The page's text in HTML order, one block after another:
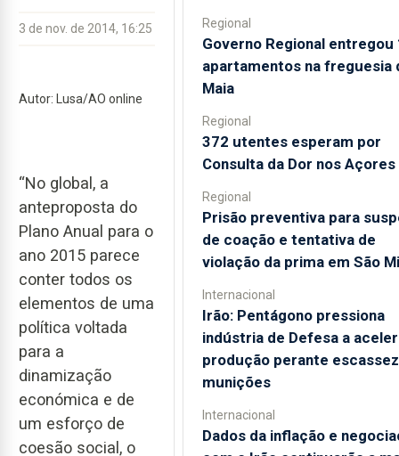
3 de nov. de 2014, 16:25
Autor: Lusa/AO online
“No global, a
anteproposta do
Plano Anual para o
ano 2015 parece
conter todos os
elementos de uma
política voltada
para a
dinamização
económica e de
um esforço de
coesão social, o
Regional
Governo Regional entregou
apartamentos na freguesia
Maia
Regional
372 utentes esperam por
Consulta da Dor nos Açores
Regional
Prisão preventiva para
de coação e tentativa de
violação da prima em São
Internacional
Irão: Pentágono pressiona
indústria de Defesa a
produção perante
munições
Internacional
Dados da inflação e